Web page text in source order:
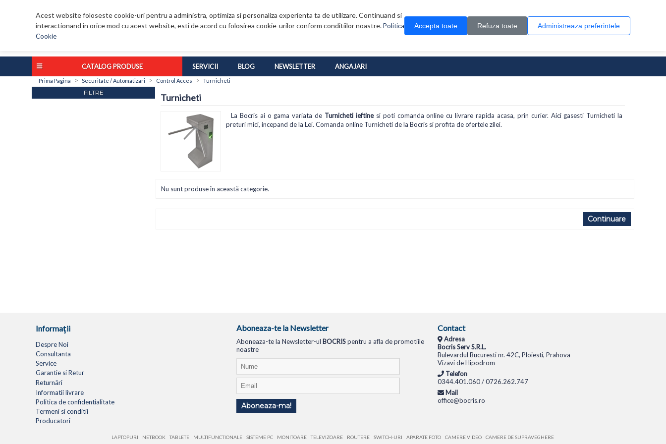
Acest website foloseste cookie-uri pentru a administra, optimiza si personaliza experienta ta de utilizare. Continuand si
interactionand in orice mod cu acest website, esti de acord cu folosirea cookie-urilor conform conditiilor noastre.Politica
Cookie
Accepta toate Refuza toate Administreaza preferintele
0 produs(e)
CATALOG PRODUSE SERVICII BLOG NEWSLETTER ANGAJARI
Prima Pagina > Securitate / Automatizari > Control Acces > Turnicheti
FILTRE Turnicheti
La Bocris ai o gama variata de Turnicheti ieftinesi poti comanda online cu livrare rapida acasa, prin curier. Aici gasesti Turnicheti la
preturi mici, incepand de la Lei. Comanda online Turnicheti de la Bocris si profita de ofertele zilei.
Nu sunt produse în această categorie.
Continuare
Informaţii
Despre Noi
Consultanta
Service
Garantie si Retur
Returnări
Informatii livrare
Politica de confidentialitate
Termeni si conditii
Producatori
Aboneaza-te la Newsletter
Aboneaza-te la Newsletter-ul BOCRISpentru a afla de promotiile
noastre
Aboneaza-ma!
Contact
Adresa
Bocris Serv S.R.L.
Bulevardul Bucuresti nr. 42C, Ploiesti, Prahova
Vizavi de Hipodrom
Telefon
0344.401.060 / 0726.262.747
Mail
office@bocris.ro
LAPTOPURI NETBOOK TABLETE MULTIFUNCTIONALE SISTEME PC MONITOARE TELEVIZOARE ROUTERE SWITCH-URI APARATE FOTO CAMERE VIDEO CAMERE DE SUPRAVEGHERE